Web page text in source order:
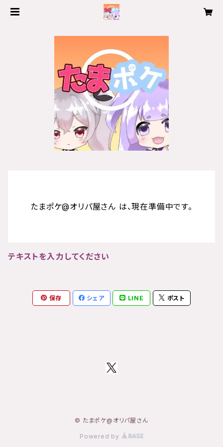
たまポケ@オリパ屋さん は、現在準備中です。
テキストを入力してください
保存 シェア LINE ポスト
© たまポケ@オリパ屋さん
Powered by